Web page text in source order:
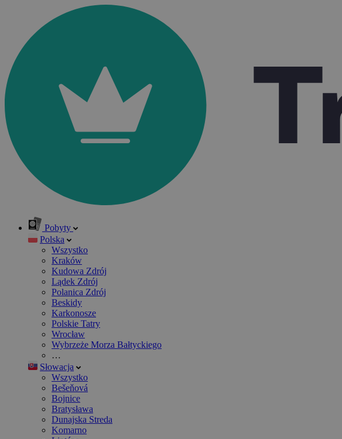
Pobyty
Polska
Wszystko
Kraków
Kudowa Zdrój
Lądek Zdrój
Polanica Zdrój
Beskidy
Karkonosze
Polskie Tatry
Wrocław
Wybrzeże Morza Bałtyckiego
…
Słowacja
Wszystko
Bešeňová
Bojnice
Bratysława
Dunajska Streda
Komarno